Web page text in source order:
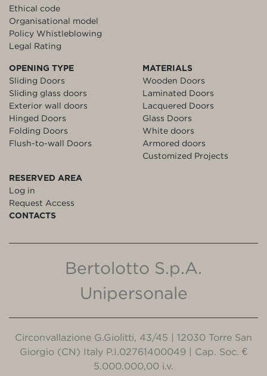
Ethical code
Organisational model
Policy Whistleblowing
Legal Rating
OPENING TYPE
Sliding Doors
Sliding glass doors
Exterior wall doors
Hinged Doors
Folding Doors
Flush-to-wall Doors
MATERIALS
Wooden Doors
Laminated Doors
Lacquered Doors
Glass Doors
White doors
Armored doors
Customized Projects
RESERVED AREA
Log in
Request Access
CONTACTS
Bertolotto S.p.A.
Unipersonale
Circonvallazione G.Giolitti, 43/45 | 12030 Torre San
Giorgio (CN) Italy P.I.02761400049 | Cap. Soc. €
5.000.000,00 i.v.